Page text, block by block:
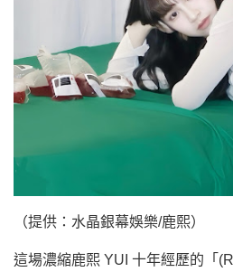
（提供：水晶銀幕娛樂/鹿熙）
這場濃縮鹿熙 YUI 十年經歷的「